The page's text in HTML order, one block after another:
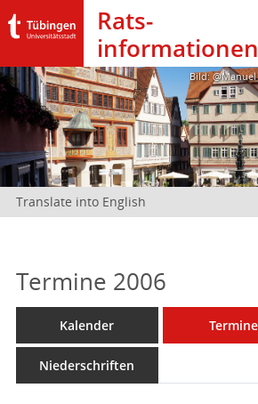
Rats­
informationen
Bild:
Translate into English
Termine 2006
Kalender Termine
Niederschriften